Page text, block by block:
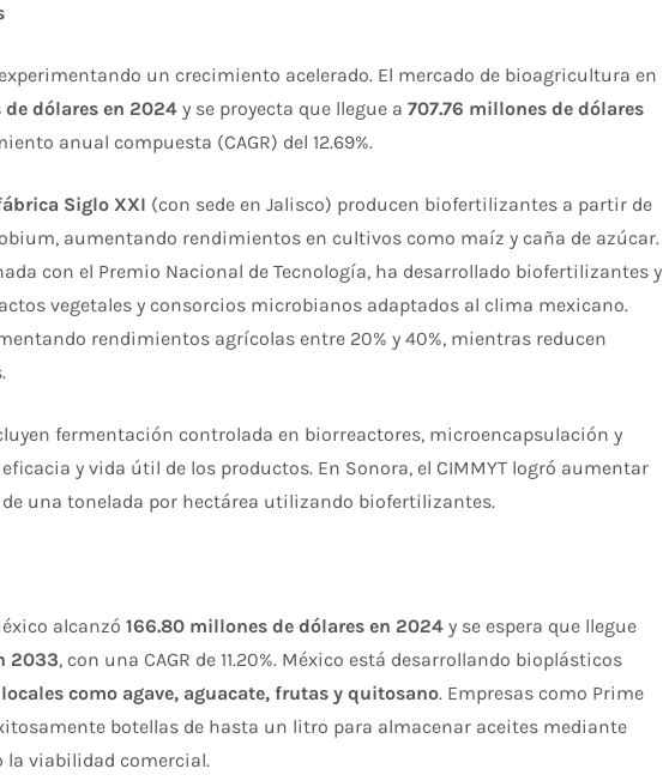
un crecimiento acelerado. El mercado de bioagricultura en
de dólares en 2024 y se proyecta que llegue a707.76 millones de dólares
anual compuesta (CAGR) del 12.69%.​
Siglo XXI (con sede en Jalisco) producen biofertilizantes a partir de
aumentando rendimientos en cultivos como maíz y caña de azúcar.
con el Premio Nacional de Tecnología, ha desarrollado biofertilizantes y
vegetales y consorcios microbianos adaptados al clima mexicano.
rendimientos agrícolas entre 20% y 40%, mientras reducen
fermentación controlada en biorreactores, microencapsulación y
y vida útil de los productos. En Sonora, el CIMMYT logró aumentar
una tonelada por hectárea utilizando biofertilizantes.​
alcanzó166.80 millones de dólares en 2024 y se espera que llegue
2033, con una CAGR de 11.20%. México está desarrollando bioplásticos
como agave, aguacate, frutas y quitosano. Empresas como Prime
botellas de hasta un litro para almacenar aceites mediante
la viabilidad comercial.​